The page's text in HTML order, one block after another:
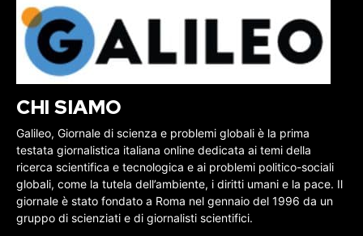
CHI SIAMO
Galileo, Giornale di scienza e problemi globali è la prima
testata giornalistica italiana online dedicata ai temi della
ricerca scientifica e tecnologica e ai problemi politico-sociali
globali, come la tutela dell’ambiente, i diritti umani e la pace. Il
giornale è stato fondato a Roma nel gennaio del 1996 da un
gruppo di scienziati e di giornalisti scientifici.